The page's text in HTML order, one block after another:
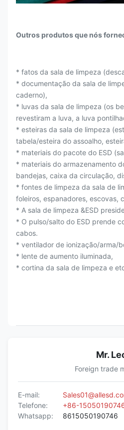
Outros produtos que nós
* fatos da sala de limpeza
* documentação da sala de
caderno),
* luvas da sala de limpeza (os
revestiram a luva, a luva
* esteiras da sala de limpeza
tabela/esteira do assoalho,
* materiais do pacote do ESD
* materiais do armazenamento
bandejas, caixa da circulação,
* fontes de limpeza da sala de
foleiros, espanadores, escovas,
* A sala de limpeza &ESD
* O pulso/salto do ESD prende
cabos.
* ventilador de ionização/arma/
* lente de aumento iluminada,
* cortina da sala de limpeza e
Mr.
Foreign trade
E-mail:
Telefone:
+86-
Whatsapp:
8615050190746